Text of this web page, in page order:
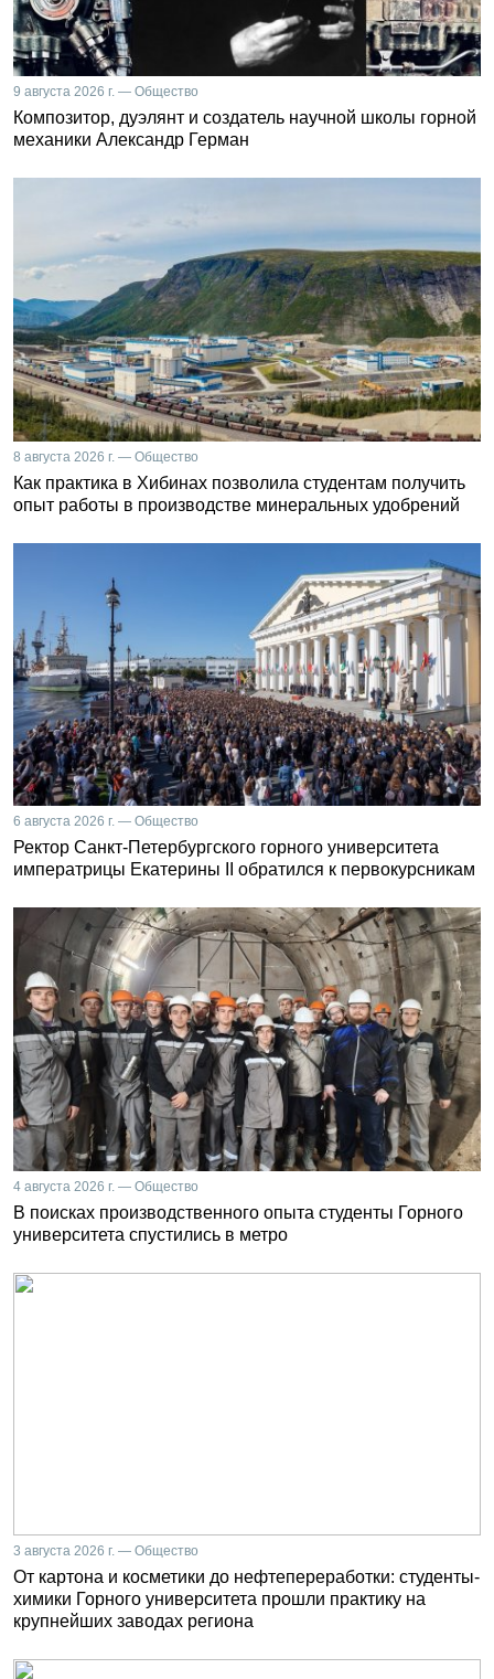
9 августа 2026 г. — Общество
Композитор, дуэлянт и создатель научной школы горной
механики Александр Герман
8 августа 2026 г. — Общество
Как практика в Хибинах позволила студентам получить
опыт работы в производстве минеральных удобрений
6 августа 2026 г. — Общество
Ректор Санкт-Петербургского горного университета
императрицы Екатерины II обратился к первокурсникам
4 августа 2026 г. — Общество
В поисках производственного опыта студенты Горного
университета спустились в метро
3 августа 2026 г. — Общество
От картона и косметики до нефтепереработки: студенты-
химики Горного университета прошли практику на
крупнейших заводах региона